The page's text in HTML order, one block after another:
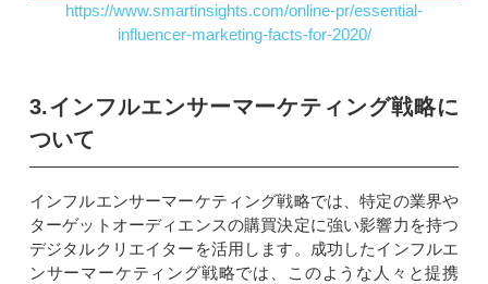
https://www.smartinsights.com/online-pr/essential-
influencer-marketing-facts-for-2020/
3.インフルエンサーマーケティング戦略に
ついて
インフルエンサーマーケティング戦略では、特定の業界や
ターゲットオーディエンスの購買決定に強い影響力を持つ
デジタルクリエイターを活用します。成功したインフルエ
ンサーマーケティング戦略では、このような人々と提携